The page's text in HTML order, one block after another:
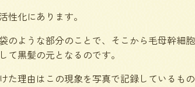
化にあります。
のような部分のことで、そこから毛母幹細
黒髪の元となるのです。
た理由はこの現象を写真で記録しているも